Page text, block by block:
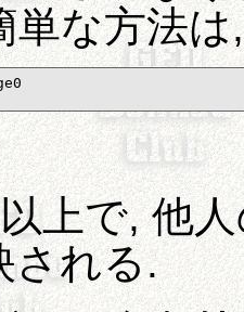
単な方法
上で, 他
される.